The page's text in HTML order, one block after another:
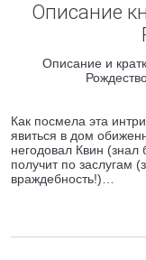
Описание
Описание и
Как посмела эта
явиться в дом
негодовал Квин
получит по заслугам
враждебность!)…